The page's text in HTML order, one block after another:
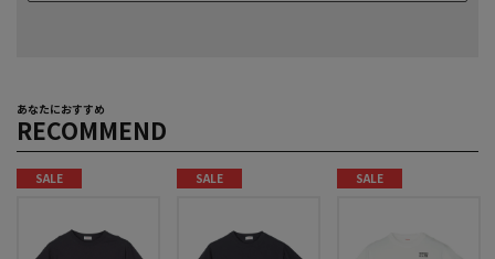
あなたにおすすめ
RECOMMEND
SALE SALE SALE